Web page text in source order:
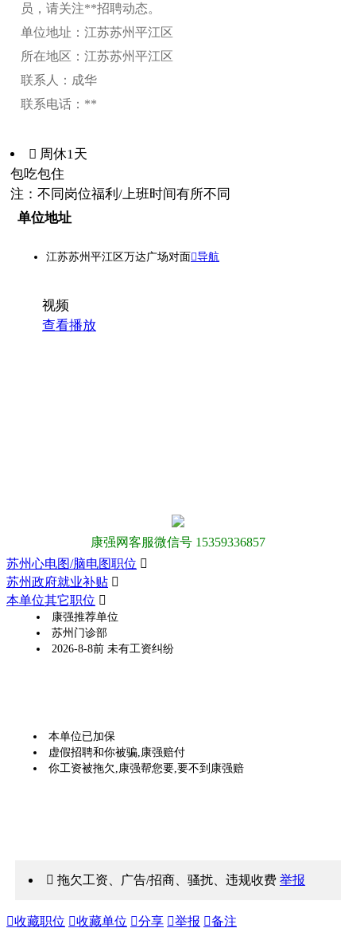
员，请关注**招聘动态。
单位地址：江苏苏州平江区
所在地区：江苏苏州平江区
联系人：成华
联系电话：**
 周休1天
包吃包住
注：不同岗位福利/上班时间有所不同
单位地址
江苏苏州平江区万达广场对面导航
视频
查看播放
康强网客服微信号 15359336857
苏州心电图/脑电图职位 
苏州政府就业补贴 
本单位其它职位 
康强推荐单位
苏州门诊部
2026-8-8前 未有工资纠纷
本单位已加保
虚假招聘和你被骗,康强赔付
你工资被拖欠,康强帮您要,要不到康强赔
 拖欠工资、广告/招商、骚扰、违规收费举报
收藏职位 收藏单位 分享 举报 备注